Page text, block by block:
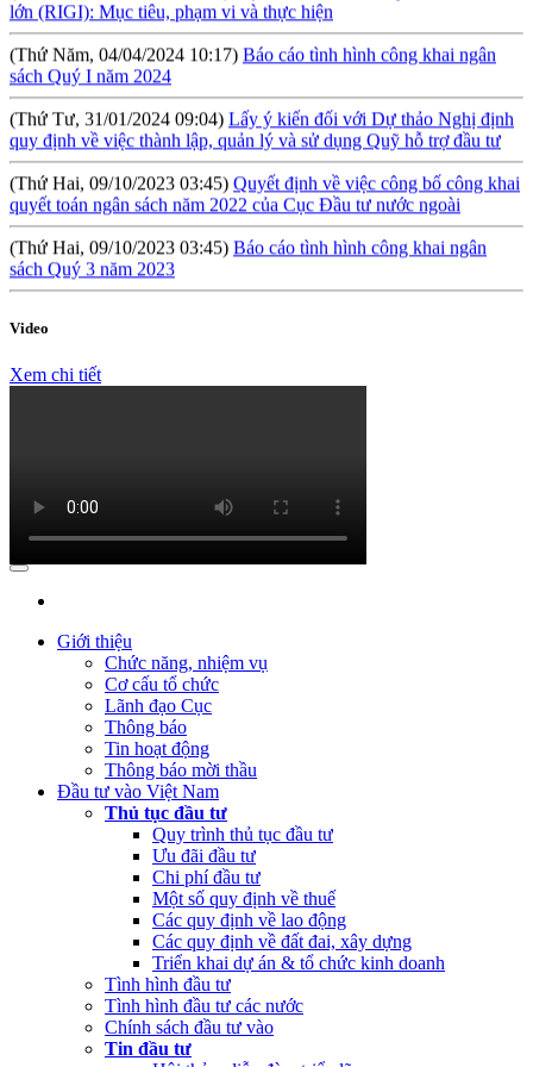
(Thứ Năm, 04/04/2024 10:17)Báo cáo tình hình công khai ngân
sách Quý I năm 2024
(Thứ Tư, 31/01/2024 09:04)Lấy ý kiến đối với Dự thảo Nghị định
quy định về việc thành lập, quản lý và sử dụng Quỹ hỗ trợ đầu tư
(Thứ Hai, 09/10/2023 03:45)Quyết định về việc công bố công khai
quyết toán ngân sách năm 2022 của Cục Đầu tư nước ngoài
(Thứ Hai, 09/10/2023 03:45)Báo cáo tình hình công khai ngân
sách Quý 3 năm 2023
(Thứ Ba, 04/07/2023 05:29)Báo cáo tình hình công khai ngân sách
Quý 2 năm 2023
(Thứ Tư, 12/04/2023 03:20)
thực hiện dự toán NSNN Quý 1 năm 2023
(Thứ Hai, 20/03/2023 05:26) Báo cáo tình hình thực hiện dự toán
NSNN Quý 4 và cả năm 2022
(Thứ Hai, 20/03/2023 05:17)
sách nhà nước năm 2022 cùa Trung tâm Xúc tiến đầu tư phía Bắc
(Thứ Sáu, 24/02/2023 05:43)
mới sáng tạo
Video
Xem chi tiết
Giới thiệu
Chức năng, nhiệm vụ
Cơ cấu tổ chức
Lãnh đạo Cục
Thông báo
Tin hoạt động
Thông báo mời thầu
Đầu tư vào Việt Nam
Thủ tục đầu tư
Quy trình thủ tục đầu tư
Ưu đãi đầu tư
Chi phí đầu tư
Một số quy định về thuế
Các quy định về lao động
Các quy định về đất đai, xây dựng
Triển khai dự án & tổ chức kinh doanh
Tình hình đầu tư
Tình hình đầu tư các nước
Chính sách đầu tư vào
Tin đầu tư